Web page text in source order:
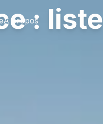
À propos: liste